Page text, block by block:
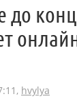
до
hvylya